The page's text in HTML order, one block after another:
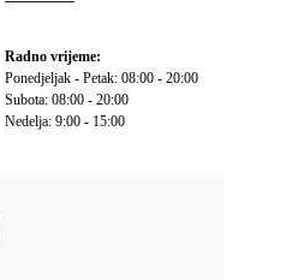
Radno vrijeme:
Ponedjeljak - Petak: 08:00 - 20:00
Subota: 08:00 - 20:00
Nedelja: 9:00 - 15:00